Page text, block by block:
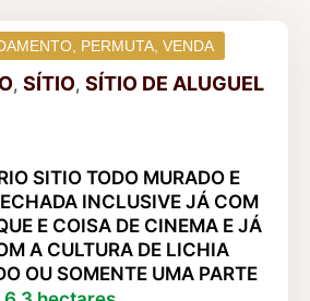
, SÍTIO, SÍTIO DE ALUGUEL
SITIO TODO MURADO E
INCLUSIVE JÁ COM
E COISA DE CINEMA E JÁ
A CULTURA DE LICHIA
OU SOMENTE UMA PARTE
PERMUTA VENDA